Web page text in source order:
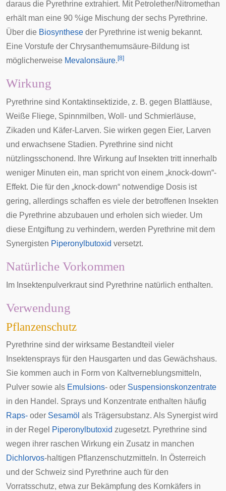
daraus die Pyrethrine extrahiert. Mit Petrolether/Nitromethan
erhält man eine 90 %ige Mischung der sechs Pyrethrine.
Über die Biosynthese der Pyrethrine ist wenig bekannt.
Eine Vorstufe der Chrysanthemumsäure-Bildung ist
möglicherweise Mevalonsäure. [8]
Wirkung
Pyrethrine sind Kontaktinsektizide, z. B. gegen Blattläuse,
Weiße Fliege, Spinnmilben, Woll - und Schmierläuse,
Zikaden und Käfer-Larven. Sie wirken gegen Eier, Larven
und erwachsene Stadien. Pyrethrine sind nicht
nützlingsschonend. Ihre Wirkung auf Insekten tritt innerhalb
weniger Minuten ein, man spricht von einem „knock-down“-
Effekt. Die für den „knock-down“ notwendige Dosis ist
gering, allerdings schaffen es viele der betroffenen Insekten
die Pyrethrine abzubauen und erholen sich wieder. Um
diese Entgiftung zu verhindern, werden Pyrethrine mit dem
Synergisten Piperonylbutoxid versetzt.
Natürliche Vorkommen
Im Insektenpulverkrautsind Pyrethrine natürlich enthalten.
Verwendung
Pflanzenschutz
Pyrethrine sind der wirksame Bestandteil vieler
Insektensprays für den Hausgarten und das Gewächshaus.
Sie kommen auch in Form von Kaltverneblungsmitteln,
Pulver sowie als Emulsions- oder Suspensionskonzentrate
in den Handel. Sprays und Konzentrate enthalten häufig
Raps- oder Sesamöl als Trägersubstanz. Als Synergist wird
in der Regel
Piperonylbutoxid zugesetzt. Pyrethrine sind
wegen ihrer raschen Wirkung ein Zusatz in manchen
Dichlorvos-haltigen Pflanzenschutzmitteln. In Österreich
und der Schweiz sind Pyrethrine auch für den
Vorratsschutz, etwa zur Bekämpfung des Kornkäfers in